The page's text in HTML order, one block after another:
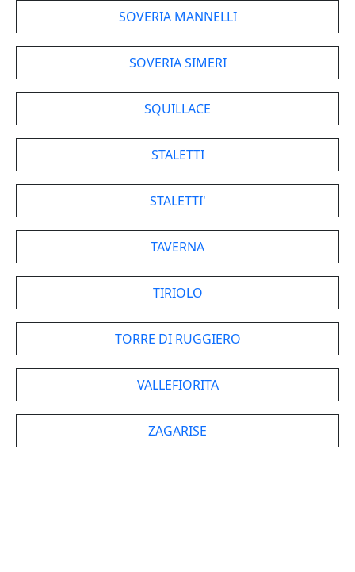
SOVERIA MANNELLI
SOVERIA SIMERI
SQUILLACE
STALETTI
STALETTI'
TAVERNA
TIRIOLO
TORRE DI RUGGIERO
VALLEFIORITA
ZAGARISE